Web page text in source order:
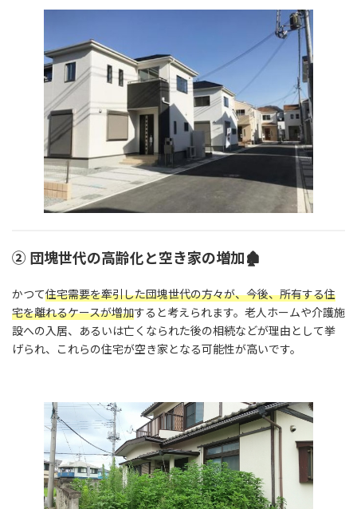
➁ 団塊世代の高齢化と空き家の増加🏚
かつて住宅需要を牽引した団塊世代の方々が、今後、所有する住
宅を離れるケースが増加すると考えられます。老人ホームや介護施
設への入居、あるいは亡くなられた後の相続などが理由として挙
げられ、これらの住宅が空き家となる可能性が高いです。